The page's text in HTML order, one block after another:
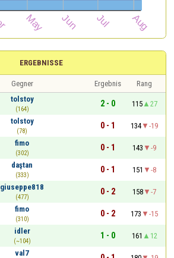
ERGEBNISSE
Gegner Ergebnis
Rang
tolstoy
(164)
2 - 0 115
27
tolstoy
(78)
0 - 1 134
-19
fimo
(302)
0 - 1 143
-9
daştan
(333)
0 - 1 151
-8
giuseppe818
(477)
0 - 2 158
-7
fimo
(310)
0 - 2 173
-15
idler
(~104)
1 - 0 161
12
val7